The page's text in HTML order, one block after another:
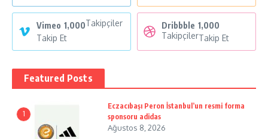
Vimeo 1,000Takipçiler
Takip Et
Dribbble 1,000
TakipçilerTakip Et
Featured Posts
1
Eczacıbaşı Peron İstanbul’un resmi forma
sponsoru adidas
Ağustos 8, 2026